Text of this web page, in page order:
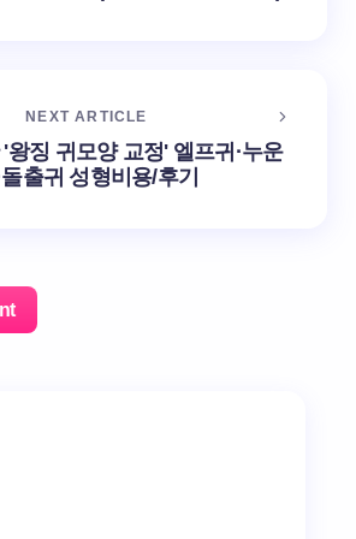
NEXT ARTICLE
왕징 귀모양 교정' 엘프귀·누운
돌출귀 성형비용/후기